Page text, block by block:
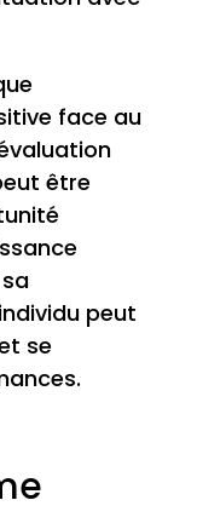
face au
être
peut
se